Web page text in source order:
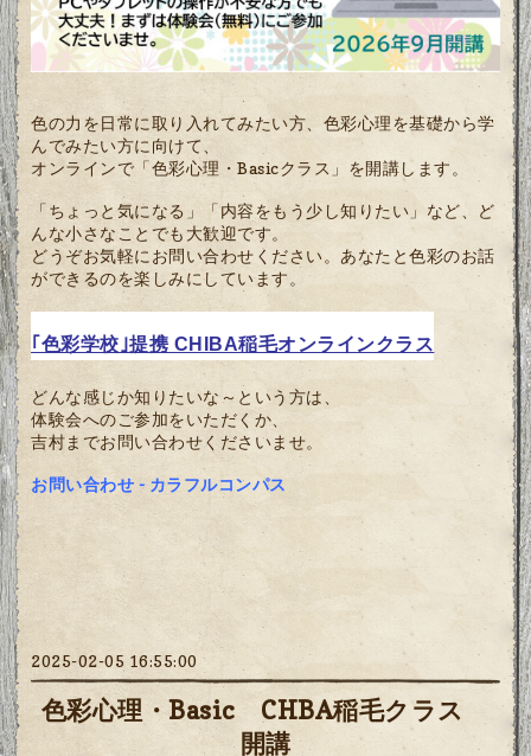
色の力を日常に取り入れてみたい方、色彩心理を基礎から学
んでみたい方に向けて、
オンラインで「色彩心理・Basicクラス」を開講します。
「ちょっと気になる」「内容をもう少し知りたい」など、ど
んな小さなことでも大歓迎です。
どうぞお気軽にお問い合わせください。あなたと色彩のお話
ができるのを楽しみにしています。
｢色彩学校｣提携 CHIBA稲毛オンラインクラス
どんな感じか知りたいな～という方は、
体験会へのご参加をいただくか、
吉村までお問い合わせくださいませ。
お問い合わせ - カラフルコンパス
2025-02-05 16:55:00
色彩心理・Basic CHBA稲毛クラス
開講